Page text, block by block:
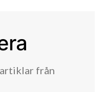
från